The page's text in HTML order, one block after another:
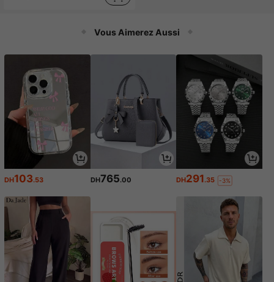
Vous Aimerez Aussi
DH103.53 DH765.00 DH291.35 -3%